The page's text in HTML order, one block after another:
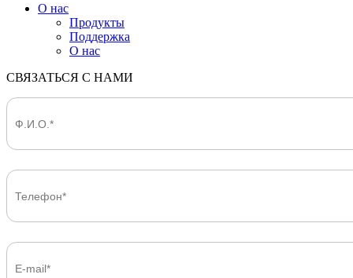
О нас
Продукты
Поддержка
О нас
СВЯЗАТЬСЯ С НАМИ